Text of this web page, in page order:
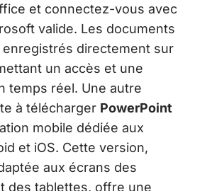
et connectez-vous avec
valide. Les documents
directement sur
un accès et une
temps réel. Une autre
à télécharger PowerPoint
mobile dédiée aux
et iOS. Cette version,
aux écrans des
des tablettes, offre une